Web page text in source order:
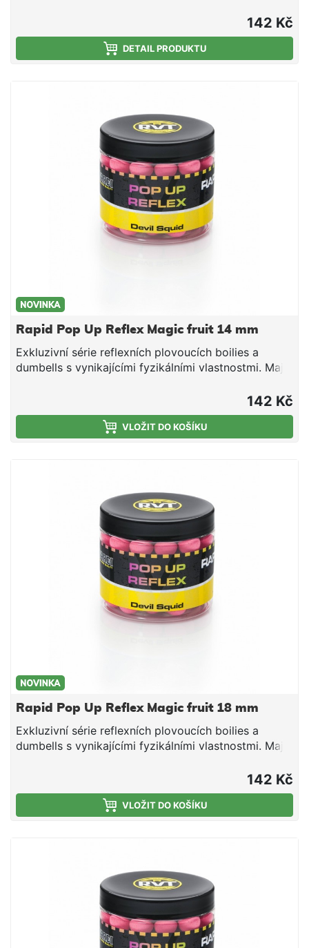
vzplývavostí předčí většinu standardních Pop Up na
trhu. Ve vodě vydrží několik dní bez změny barvy
dlouhodobé uvolňování aroma a potravního signálu
do okolí nástrahy (na rozdíl od mnoha jiných Pop Up
na trhu, které jednotlivé značky nakupují v
neutrálních verzích a následně je povrchově
aromatizují a balí do prodejních obalů).
142 Kč
DETAIL PRODUKTU
Rapid Pop Up Reflex Magic fruit 14 mm
Exkluzivní série reflexních plovoucích boilies a
dumbells s vynikajícími fyzikálními vlastnostmi. Mají
vzplývavostí předčí většinu standardních Pop Up na
trhu. Ve vodě vydrží několik dní bez změny barvy
dlouhodobé uvolňování aroma a potravního signálu
do okolí nástrahy (na rozdíl od mnoha jiných Pop Up
na trhu, které jednotlivé značky nakupují v
neutrálních verzích a následně je povrchově
aromatizují a balí do prodejních obalů).
142 Kč
VLOŽIT DO KOŠÍKU
Rapid Pop Up Reflex Magic fruit 18 mm
Exkluzivní série reflexních plovoucích boilies a
dumbells s vynikajícími fyzikálními vlastnostmi. Mají
vzplývavostí předčí většinu standardních Pop Up na
trhu. Ve vodě vydrží několik dní bez změny barvy
dlouhodobé uvolňování aroma a potravního signálu
do okolí nástrahy (na rozdíl od mnoha jiných Pop Up
na trhu, které jednotlivé značky nakupují v
neutrálních verzích a následně je povrchově
aromatizují a balí do prodejních obalů).
142 Kč
VLOŽIT DO KOŠÍKU